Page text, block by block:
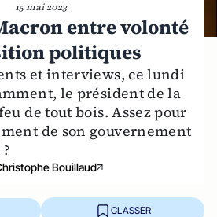
15 mai 2023
entre volonté
politiques
et interviews, ce lundi
le président de la
de tout bois. Assez pour
de son gouvernement
Bouillaud
CLASSER